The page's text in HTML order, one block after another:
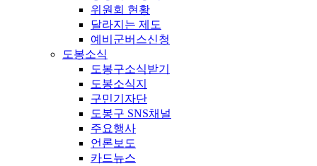
위원회 현황
달라지는 제도
예비군버스신청
도봉소식
도봉구소식받기
도봉소식지
구민기자단
도봉구 SNS채널
주요행사
언론보도
카드뉴스